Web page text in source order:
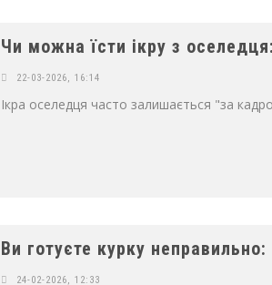
Чи можна їсти ікру з
22-03-2026, 16:14
Ікра оселедця часто залишається "за
Ви готуєте курку
24-02-2026, 12:33